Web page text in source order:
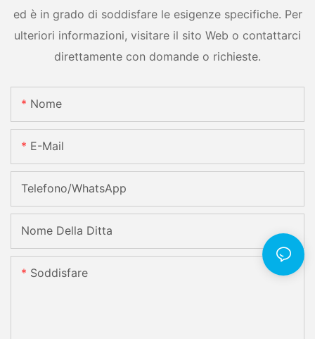
ed è in grado di soddisfare le esigenze specifiche. Per
ulteriori informazioni, visitare il sito Web o contattarci
direttamente con domande o richieste.
Nome
E-Mail
Telefono/WhatsApp
Nome Della Ditta
Soddisfare